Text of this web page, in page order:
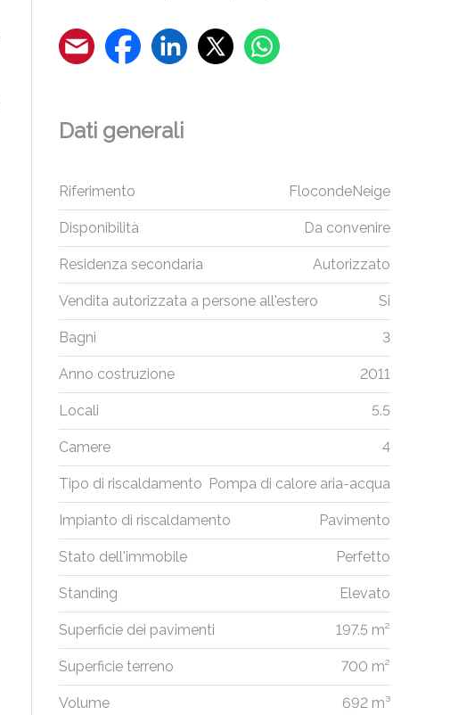
Dati generali
Riferimento FlocondeNeige
Disponibilità Da convenire
Residenza secondaria Autorizzato
Vendita autorizzata a persone all'estero Si
Bagni 3
Anno costruzione 2011
Locali 5.5
Camere 4
Tipo di riscaldamento Pompa di calore aria-acqua
Impianto di riscaldamento Pavimento
Stato dell'immobile Perfetto
Standing Elevato
Superficie dei pavimenti 197.5 m²
Superficie terreno 700 m²
Volume 692 m³